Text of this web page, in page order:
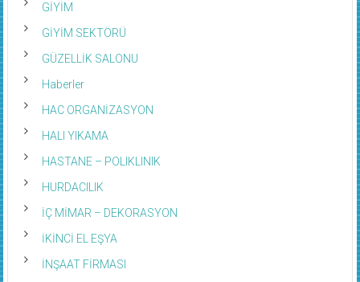
GİYİM
GİYİM SEKTÖRÜ
GÜZELLİK SALONU
Haberler
HAC ORGANİZASYON
HALI YIKAMA
HASTANE – POLIKLINIK
HURDACILIK
İÇ MİMAR – DEKORASYON
İKİNCİ EL EŞYA
İNŞAAT FİRMASI